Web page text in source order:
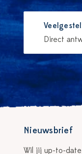
Direct
Nieuwsbrief
Wil jij up-to-